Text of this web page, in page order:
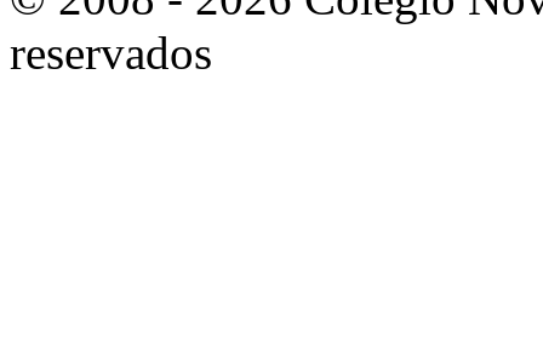
reservados